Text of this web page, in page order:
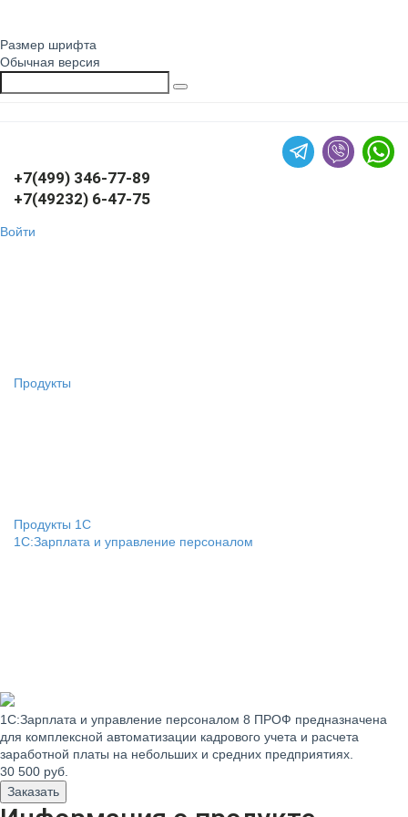
Размер шрифта
Обычная версия
+7(499) 346-77-89
+7(49232) 6-47-75
Войти
Продукты
Продукты 1С
1С:Зарплата и управление персоналом
1С:Зарплата и управление персоналом 8 ПРОФ предназначена
для комплексной автоматизации кадрового учета и расчета
заработной платы на небольших и средних предприятиях.
30 500 руб.
Заказать